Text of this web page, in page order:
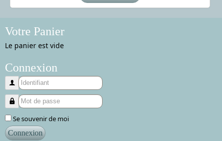
Votre Panier
Le panier est vide
Connexion
Identifiant
Mot de passe
Se souvenir de moi
Connexion